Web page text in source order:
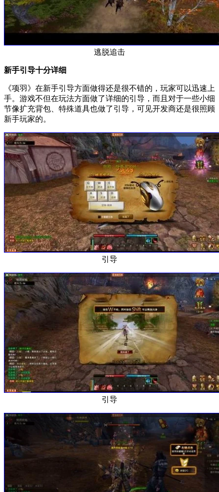
逃脱追击
新手引导十分详细
《项羽》在新手引导方面做得还是很不错的，玩家可以迅速上
手。游戏不但在玩法方面做了详细的引导，而且对于一些小细
节像扩充背包、特殊道具也做了引导，可见开发商还是很照顾
新手玩家的。
引导
引导